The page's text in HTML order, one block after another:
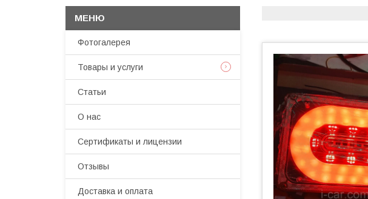
Фотогалерея
Товары и услуги
Статьи
О нас
Сертификаты и лицензии
Отзывы
Доставка и оплата